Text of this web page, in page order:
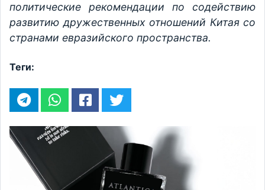
политические рекомендации по содействию
развитию дружественных отношений Китая со
странами евразийского пространства.
Теги: